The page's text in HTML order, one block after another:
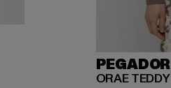
PEGADOR
ORAE TEDDY